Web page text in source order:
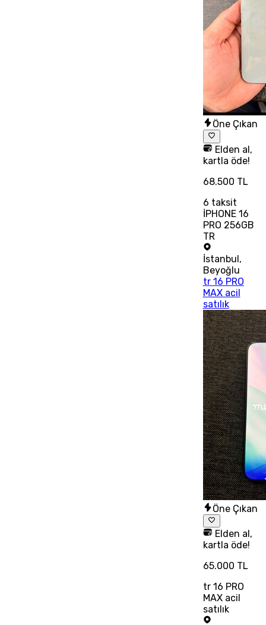
Öne Çıkan
Elden al,
kartla öde!
68.500 TL
6 taksit
İPHONE 16
PRO 256GB
TR
İstanbul,
Beyoğlu
tr 16 PRO
MAX acil
satılık
Öne Çıkan
Elden al,
kartla öde!
65.000 TL
tr 16 PRO
MAX acil
satılık